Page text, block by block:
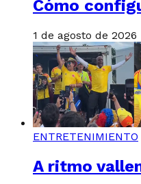
Cómo
1 de agosto de 2026
ENTRETENIMIENTO
A ritmo